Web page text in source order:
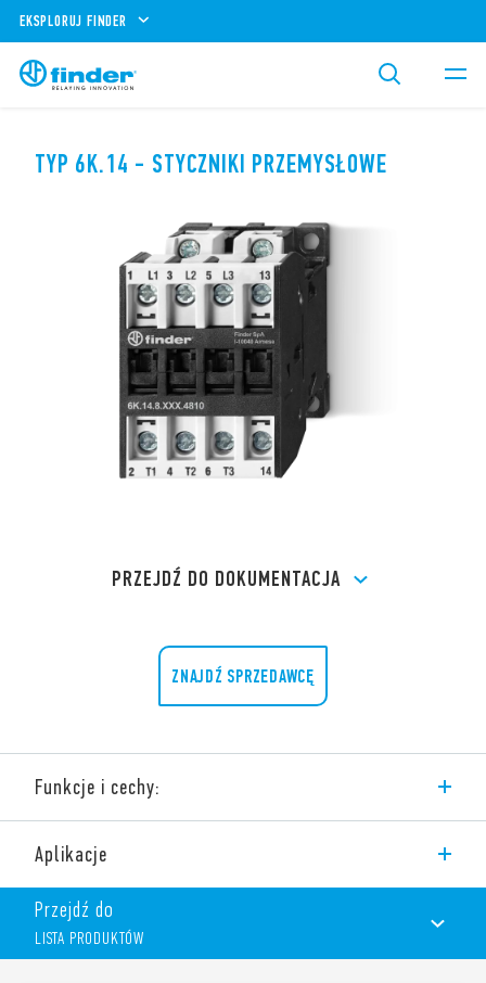
EKSPLORUJ FINDER
TYP 6K.14 - STYCZNIKI PRZEMYSŁOWE
PRZEJDŹ DO DOKUMENTACJA
ZNAJDŹ SPRZEDAWCĘ
Funkcje i cechy:
Dostępne dwa modele:
– 10 A – 400 V AC3
– 11 kW
Typ 6K.14.x.xxx.4×18
Aplikacje
Przejdź do
LISTA PRODUKTÓW